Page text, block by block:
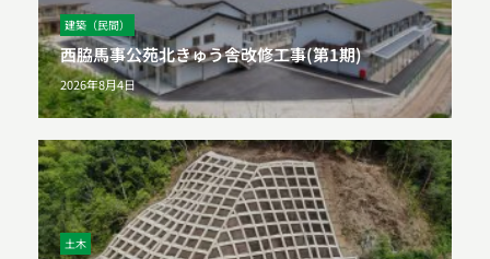
建築（民間）
西脇馬事公苑北きゅう舎改修工事(第1期)
2026年8月4日
土木